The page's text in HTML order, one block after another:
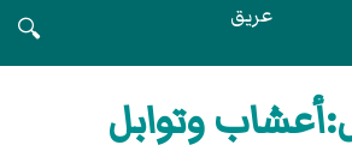
عريق
🔍
وتوابل